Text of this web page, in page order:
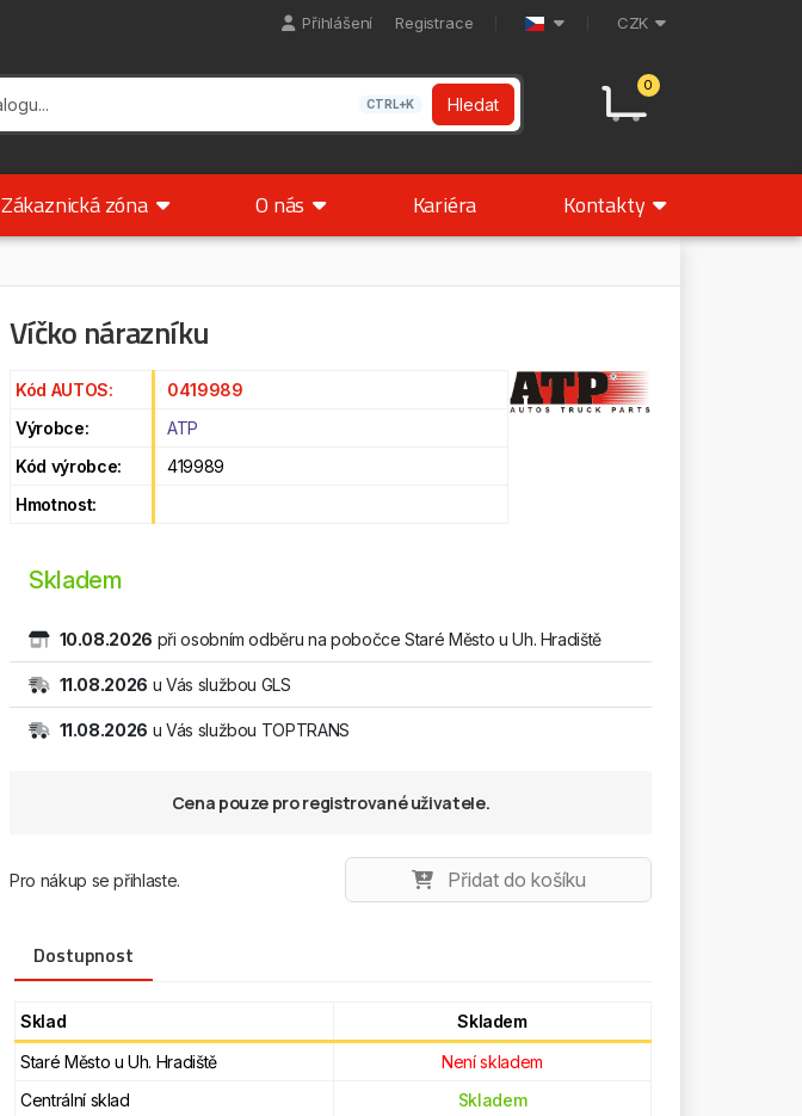
Přihlášení Registrace CZK
0
CTRL+K Hledat
Zákaznická zóna O nás Kariéra Kontakty
Víčko nárazníku
Kód AUTOS:
0419989
Výrobce:
ATP
Kód výrobce:
419989
Hmotnost:
Skladem
10.08.2026 při osobním odběru na pobočce Staré Město u Uh. Hradiště
11.08.2026 u Vás službou GLS
11.08.2026 u Vás službou TOPTRANS
Cena pouze pro registrované uživatele.
Pro nákup se přihlaste. Přidat do košíku
Dostupnost
Sklad
Skladem
Staré Město u Uh. Hradiště
Není skladem
Centrální sklad
Skladem